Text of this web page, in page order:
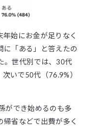
始にお金が足りなく
に「ある」と答えたの
。世代別では、30代
いで50代（76.9%）
ができ始めるのも多
省などで出費が多く